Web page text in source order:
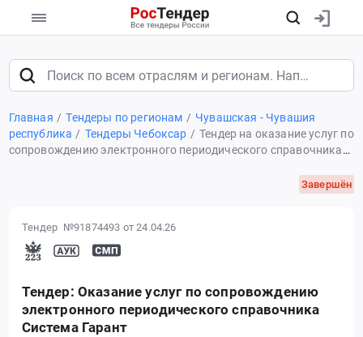
Главная Тендеры по регионам
Чувашская - Чувашия
республика
Тендеры Чебоксар
Тендер на оказание услуг по
сопровождению электронного периодического справочника
Завершён
Тендер №91874493 от 24.04.26
Тендер: Оказание услуг по сопровождению
электронного периодического справочника
Система Гарант